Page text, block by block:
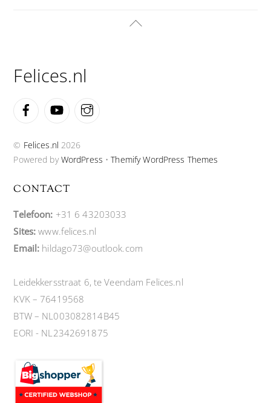
Back
Felices.nl
FacebookYouTube
© Felices.nl 2026
Powered byWordPress •Themify WordPress Themes
CONTACT
Telefoon: +31 6 43203033
Sites: www.felices.nl
Email: hildago73@outlook.com
Leidekkersstraat 6, te Veendam Felices.nl
KVK – 76419568
BTW – NL003082814B45
EORI - NL2342691875